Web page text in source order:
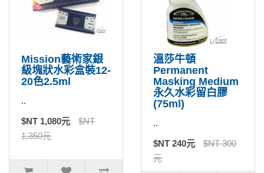
Mission藝術家銀
級塊狀水彩盒裝12-
20色2.5ml
..
$NT 1,080元
$NT
1,350元
溫莎牛頓
Permanent
Masking Medium
永久水彩留白膠
(75ml)
..
$NT 240元
$NT 300
元